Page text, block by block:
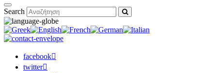
Search
facebook
twitter